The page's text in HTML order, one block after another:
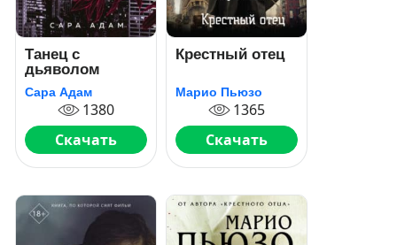
Танец с
дьяволом
Сара Адам
1380
Скачать
Крестный отец
Марио Пьюзо
1365
Скачать